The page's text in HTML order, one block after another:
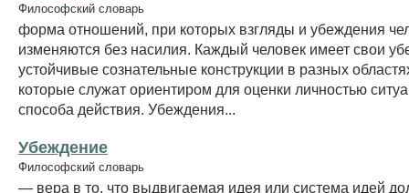
Философский словарь
форма отношений, при которых взгляды и убеждения
изменяются без насилия. Каждый человек имеет свои
устойчивые сознательные конструкции в разных
которые служат ориентиром для оценки личностью
способа действия. Убеждения...
Убеждение
Философский словарь
— вера в то, что выдвигаемая идея или система идей